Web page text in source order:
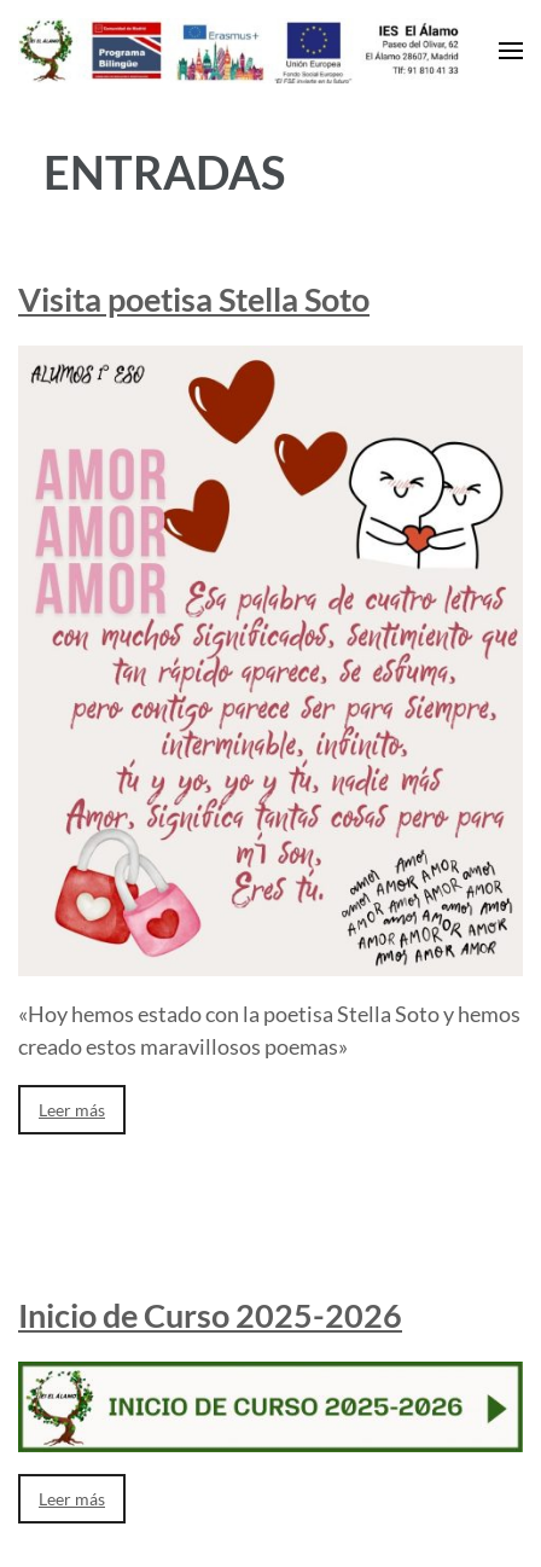
ENTRADAS
Visita poetisa Stella Soto
«Hoy hemos estado con la poetisa Stella Soto y hemos
creado estos maravillosos poemas»
Leer más
Inicio de Curso 2025-2026
Leer más